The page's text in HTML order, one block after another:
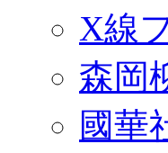
X線
森岡
國華